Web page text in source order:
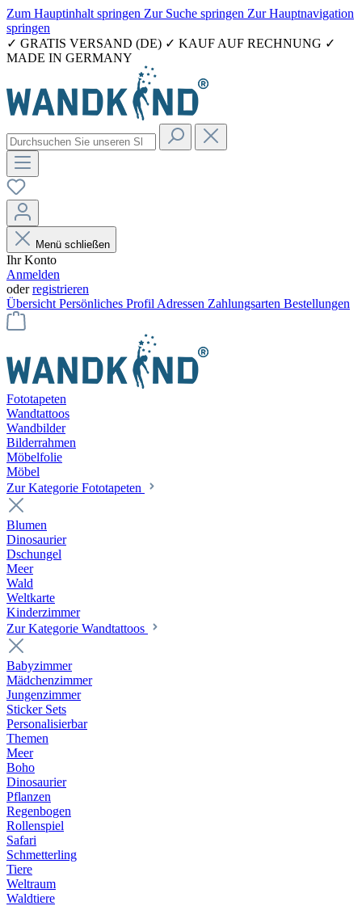
Zum Hauptinhalt springen Zur Suche springen Zur Hauptnavigation
springen
✓ GRATIS VERSAND (DE) ✓ KAUF AUF RECHNUNG ✓
MADE IN GERMANY
Menü schließen
Ihr Konto
Anmelden
oderregistrieren
Übersicht Persönliches Profil Adressen Zahlungsarten Bestellungen
Fototapeten
Wandtattoos
Wandbilder
Bilderrahmen
Möbelfolie
Möbel
Zur Kategorie Fototapeten
Blumen
Dinosaurier
Dschungel
Meer
Wald
Weltkarte
Kinderzimmer
Zur Kategorie Wandtattoos
Babyzimmer
Mädchenzimmer
Jungenzimmer
Sticker Sets
Personalisierbar
Themen
Meer
Boho
Dinosaurier
Pflanzen
Regenbogen
Rollenspiel
Safari
Schmetterling
Tiere
Weltraum
Waldtiere